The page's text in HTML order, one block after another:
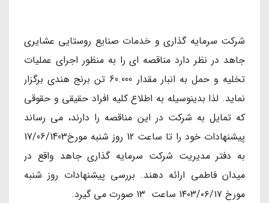
شرکت سرمایه گذاری و خدمات صنایع روستایی عشایری
جاهد در نظر دارد مناقصه ای را به منظور اجرای عملیات
تخلیه و حمل به انبار مقدار 60.000 تن برنج هندی برگزار
نماید. لذا بدینوسیله به اطلاع کلیه افراد حقیقی و حقوقی
که تمایل به شرکت در این مناقصه را دارند، می رساند
پیشنهادات خود را تا ساعت 12 روز شنبه مورخ17/06/1403
به دفتر مدیریت شرکت سرمایه گذاری جاهد واقع در
میدان فاطمی ارائه دهند. بررسی پیشنهادات روز شنبه
مورخ ۱۴۰۳/۰۶/۱۷ ساعت ۱۳ صورت می گیرد.